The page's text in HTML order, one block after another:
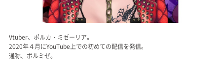
ぶいクラ！by muevo
FUKAKACHI+
Vtuber、ポルカ・ミゼーリア。
2020年４月にYouTube上での初めての配信を発信。
通称、ポルミゼ。